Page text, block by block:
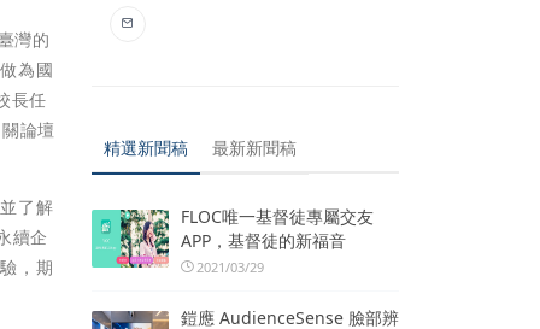
灣的
為國
長任
論壇
了解
續企
，期
精選新聞稿 最新新聞稿
FLOC唯一基督徒專屬交友
APP，基督徒的新福音
2021/03/29
鎧應 AudienceSense 臉部辨